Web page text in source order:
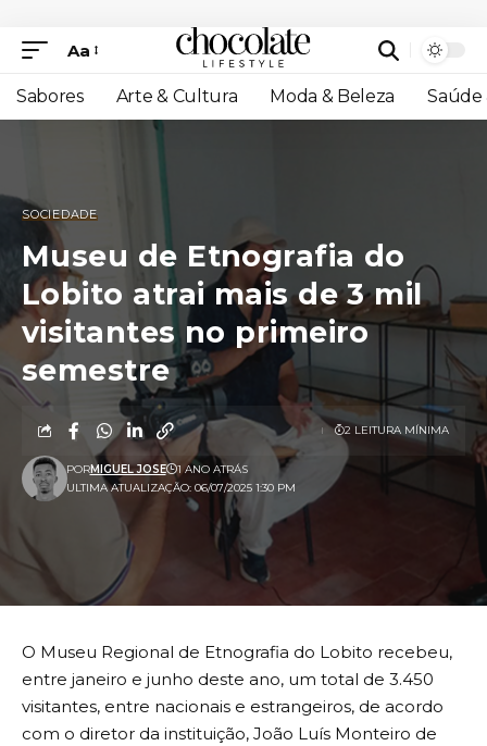
Aa
Sabores Arte & Cultura Moda & Beleza Saúde
SOCIEDADE
Museu de Etnografia do
Lobito atrai mais de 3 mil
visitantes no primeiro
semestre
ULTIMA ATUALIZAÇÃO: 06/07/2025 1:30 PM
PORMIGUEL JOSE 1 ANO ATRÁS
2 LEITURA MÍNIMA
O Museu Regional de Etnografia do Lobito recebeu,
entre janeiro e junho deste ano, um total de 3.450
visitantes, entre nacionais e estrangeiros, de acordo
com o diretor da instituição, João Luís Monteiro de